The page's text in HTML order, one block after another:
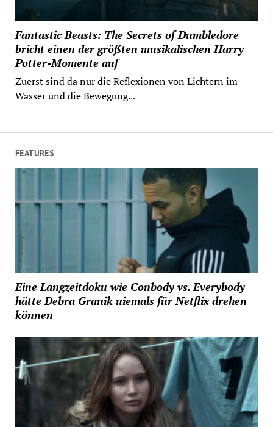
Fantastic Beasts: The Secrets of Dumbledore
bricht einen der größten musikalischen Harry
Potter-Momente auf
Zuerst sind da nur die Reflexionen von Lichtern im
Wasser und die Bewegung...
FEATURES
Eine Langzeitdoku wie Conbody vs. Everybody
hätte Debra Granik niemals für Netflix drehen
können